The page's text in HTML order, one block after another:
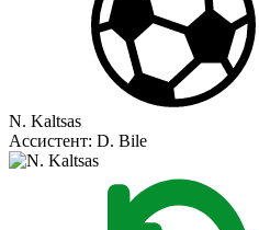
N. Kaltsas
Ассистент: D. Bile